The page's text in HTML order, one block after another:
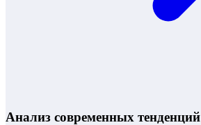
Анализ современных тенденций